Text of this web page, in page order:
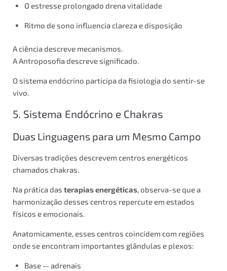
O estresse prolongado drena vitalidade
Ritmo de sono influencia clareza e disposição
A ciência descreve mecanismos.
A Antroposofia descreve significado.
O sistema endócrino participa da fisiologia do sentir-se
vivo.
5. Sistema Endócrino e Chakras
Duas Linguagens para um Mesmo Campo
Diversas tradições descrevem centros energéticos
chamados chakras.
Na prática das terapias energéticas, observa-se que a
harmonização desses centros repercute em estados
físicos e emocionais.
Anatomicamente, esses centros coincidem com regiões
onde se encontram importantes glândulas e plexos:
Base — adrenais